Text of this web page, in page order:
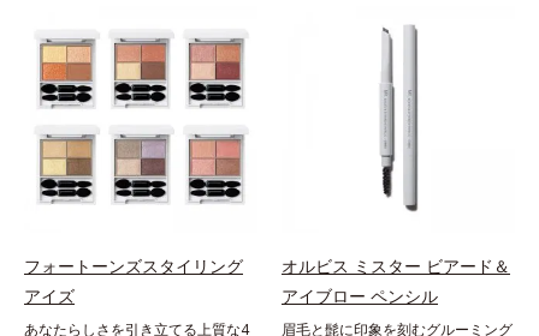
との親和性が高いアミノ酸系パウダ
ー(*)を配合。みずみずしく肌になじ
み、厚塗り感なくピタッと密着しま
す。毛穴、シミ、くすみ、凹凸、色
ムラなどの大人の肌悩みをポンポン
するだけで簡単にカバーし、まるで
素肌そのものが美しくなったよう
な、うるツヤ美肌を演出します。*
良くする仕上がり向上粉体
にはスクリューブラシが付いている
活躍。これ1本で完成度の高い、ふ
んわり眉に仕上がります。※中身を
取り替えられるリフィルをご用意し
ています。* ダイマージリノール酸
ダイマージレイルビス（ベヘニル/
フォートーンズスタイリング
アイズ
あなたらしさを引き立てる上質な4
オルビス ミスター ビアード＆
アイブロー ペンシル
眉毛と髭に印象を刻むグルーミング